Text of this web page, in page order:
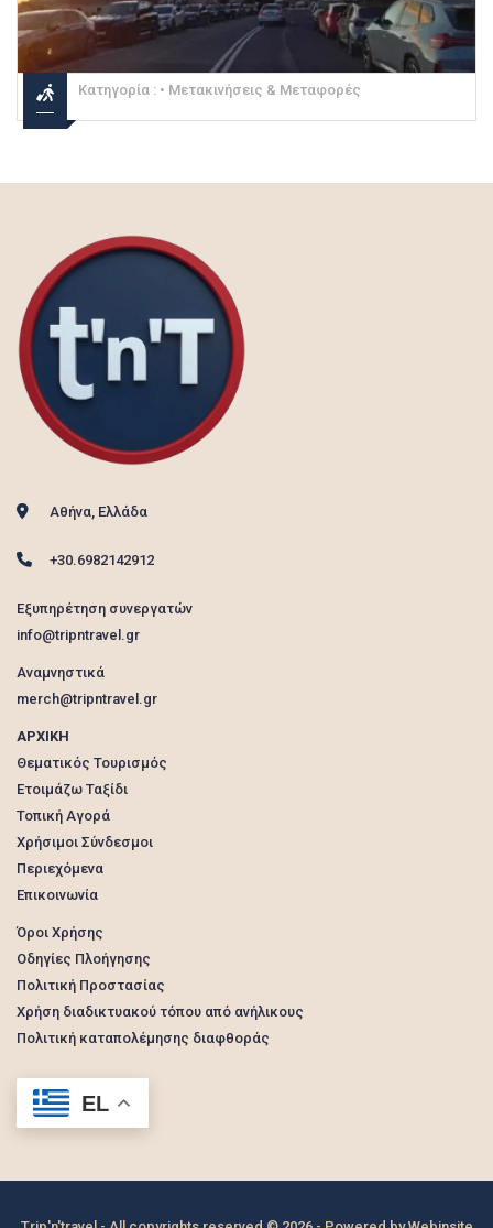
Κατηγορία : • Μετακινήσεις & Μεταφορές
Αθήνα, Ελλάδα
+30.6982142912
Εξυπηρέτηση συνεργατών
info@tripntravel.gr
Αναμνηστικά
merch@tripntravel.gr
ΑΡΧΙΚΗ
Θεματικός Τουρισμός
Ετοιμάζω Ταξίδι
Τοπική Αγορά
Χρήσιμοι Σύνδεσμοι
Περιεχόμενα
Επικοινωνία
Όροι Χρήσης
Οδηγίες Πλοήγησης
Πολιτική Προστασίας
Χρήση διαδικτυακού τόπου από ανήλικους
Πολιτική καταπολέμησης διαφθοράς
EL